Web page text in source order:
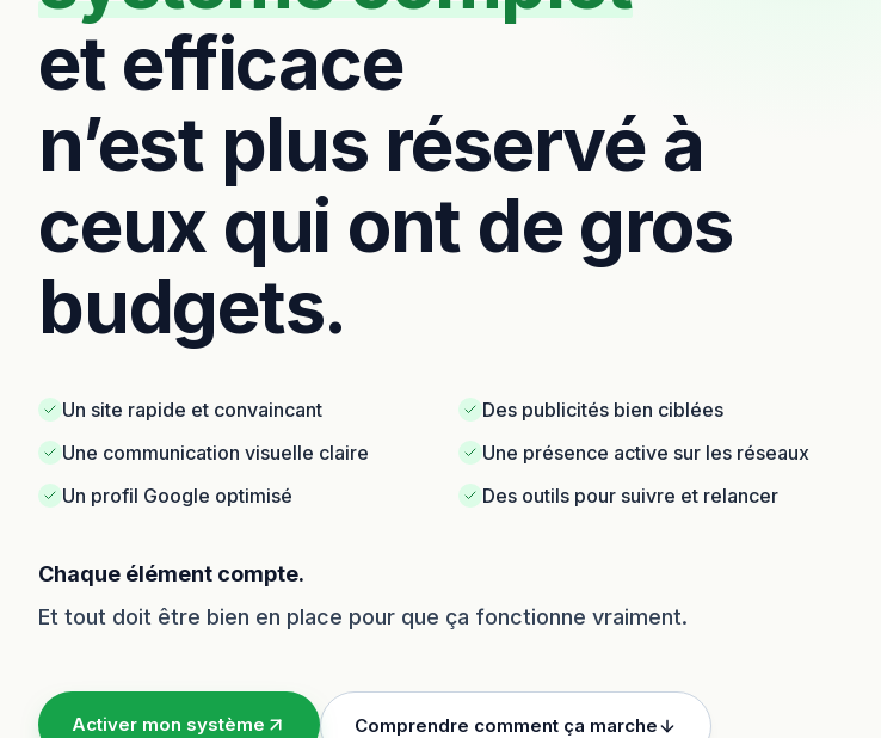
et efficace
n’est plus réservé à
ceux qui ont de gros
budgets.
Un site rapide et convaincant
Des publicités bien ciblées
Une communication visuelle claire
Une présence active sur les réseaux
Un profil Google optimisé
Des outils pour suivre et relancer
Chaque élément compte.
Et tout doit être bien en place pour que ça fonctionne vraiment.
Activer mon système Comprendre comment ça marche